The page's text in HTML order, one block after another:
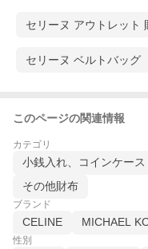
セリーヌ アウトレット
セリーヌ ベルトバッグ
このページの関連情報
カテゴリ
小銭入れ、コインケース
その他財布
ブランド
CELINE MICHAEL
性別